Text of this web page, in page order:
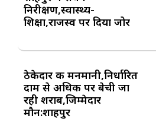
निरीक्षण,स्वास्थ्य-
शिक्षा,राजस्व पर दिया जोर
ठेकेदार की मनमानी,निर्धारित
दाम से अधिक पर बेची जा
रही शराब,जिम्मेदार
मौन:शाहपुर